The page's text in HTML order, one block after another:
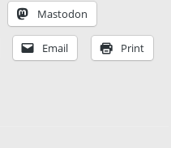
Mastodon
Email Print